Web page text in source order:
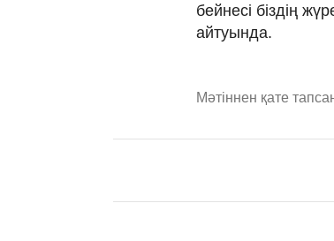
бейнесі біздің
айтуында.
Мәтіннен қате